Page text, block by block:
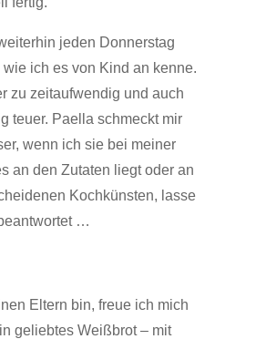
jeden Donnerstag
wie ich es von Kind an kenne.
zu zeitaufwendig und auch
teuer. Paella schmeckt mir
wenn ich sie bei meiner
an den Zutaten liegt oder an
Kochkünsten, lasse
…
Eltern bin, freue ich mich
geliebtes Weißbrot – mit